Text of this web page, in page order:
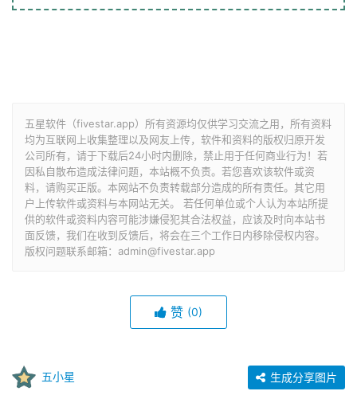
五星软件（fivestar.app）所有资源均仅供学习交流之用，所有资料
均为互联网上收集整理以及网友上传，软件和资料的版权归原开发
公司所有，请于下载后24小时内删除，禁止用于任何商业行为！若
因私自散布造成法律问题，本站概不负责。若您喜欢该软件或资
料，请购买正版。本网站不负责转载部分造成的所有责任。其它用
户上传软件或资料与本网站无关。 若任何单位或个人认为本站所提
供的软件或资料内容可能涉嫌侵犯其合法权益，应该及时向本站书
面反馈，我们在收到反馈后，将会在三个工作日内移除侵权内容。
版权问题联系邮箱：admin@fivestar.app
赞 (0)
五小星 生成分享图片